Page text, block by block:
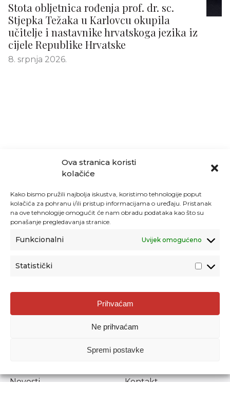
Ova stranica koristi
kolačiće
Kako bismo pružili najbolja iskustva, koristimo tehnologije poput
kolačića za pohranu i/ili pristup informacijama o uređaju. Pristanak
na ove tehnologije omogućit će nam obradu podataka kao što su
ponašanje pregledavanja stranice.
Funkcionalni Uvijek omogućeno
Statistički
Prihvaćam
Ne prihvaćam
Spremi postavke
Stota obljetnica rođenja prof. dr. sc.
Stjepka Težaka u Karlovcu okupila
učitelje i nastavnike hrvatskoga jezika iz
cijele Republike Hrvatske
8. srpnja 2026.
Agencija za odgoj i obrazovanje
Donje Svetice 38, 10000 Zagreb
1778129
Prenošenje sadržaja dopušteno je uz navođenje izvora.
Novosti
Kontakt